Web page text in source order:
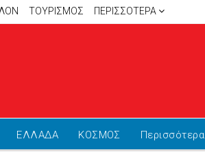
ΤΟΥΡΙΣΜΟΣ ΠΕΡΙΣΣΌΤΕΡΑ
ΕΛΛΑΔΑ ΚΟΣΜΟΣ Περισσότερα